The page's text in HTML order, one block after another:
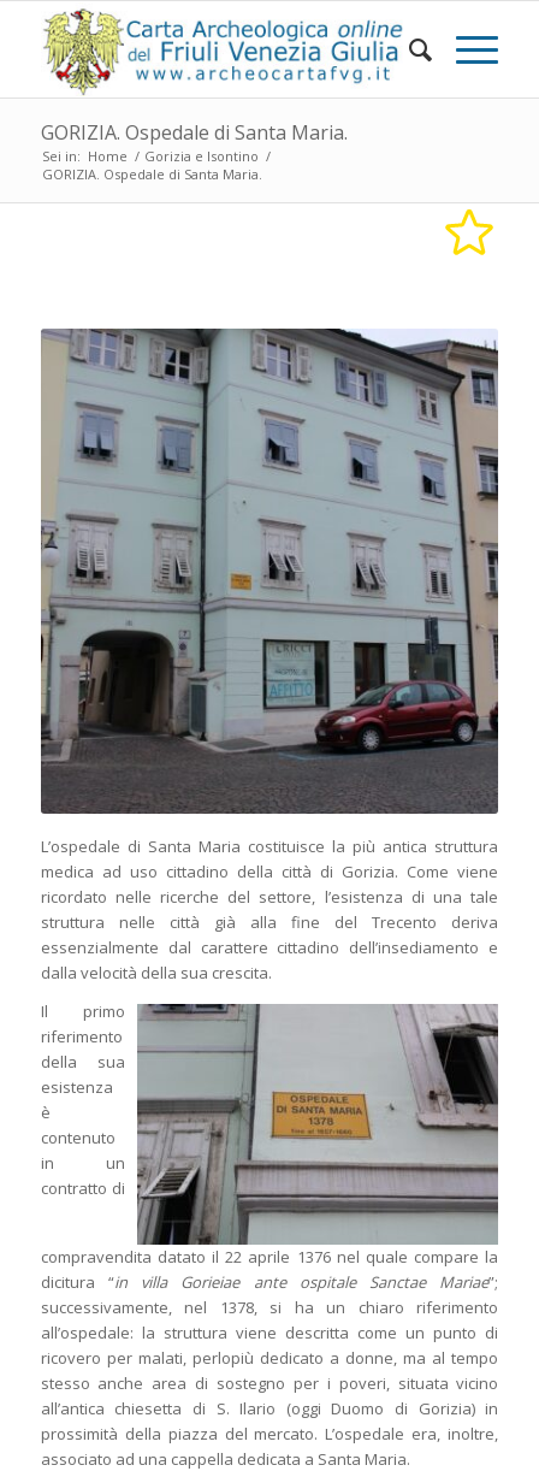
GORIZIA. Ospedale di Santa Maria.
Sei in: Home / Gorizia e Isontino /
GORIZIA. Ospedale di Santa Maria.
L’ospedale di Santa Maria costituisce la più antica struttura
medica ad uso cittadino della città di Gorizia. Come viene
ricordato nelle ricerche del settore, l’esistenza di una tale
struttura nelle città già alla fine del Trecento deriva
essenzialmente dal carattere cittadino dell’insediamento e
dalla velocità della sua crescita.
Il primo
riferimento
della sua
esistenza
è
contenuto
in un
contratto di
compravendita datato il 22 aprile 1376 nel quale compare la
dicitura “in villa Gorieiae ante ospitale Sanctae Mariae”;
successivamente, nel 1378, si ha un chiaro riferimento
all’ospedale: la struttura viene descritta come un punto di
ricovero per malati, perlopiù dedicato a donne, ma al tempo
stesso anche area di sostegno per i poveri, situata vicino
all’antica chiesetta di S. Ilario (oggi Duomo di Gorizia) in
prossimità della piazza del mercato. L’ospedale era, inoltre,
associato ad una cappella dedicata a Santa Maria.